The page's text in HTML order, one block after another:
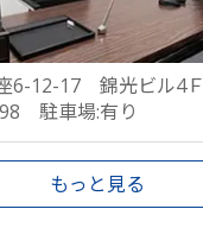
6-12-17 錦光ビル4Ｆ
駐車場:有り
もっと見る